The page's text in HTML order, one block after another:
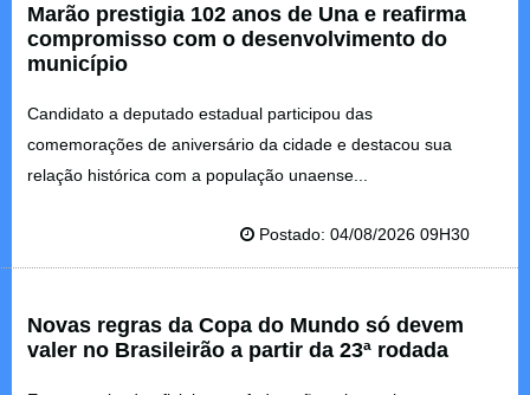
Marão prestigia 102 anos de Una e reafirma
compromisso com o desenvolvimento do
município
Candidato a deputado estadual participou das
comemorações de aniversário da cidade e destacou sua
relação histórica com a população unaense...
Postado: 04/08/2026 09H30
Novas regras da Copa do Mundo só devem
valer no Brasileirão a partir da 23ª rodada